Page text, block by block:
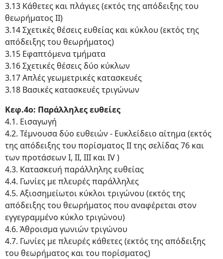
3.13 Κάθετες και πλάγιες (εκτός της απόδειξης του
θεωρήματος ΙΙ)
3.14 Σχετικές θέσεις ευθείας και κύκλου (εκτός της
απόδειξης του θεωρήματος)
3.15 Εφαπτόμενα τμήματα
3.16 Σχετικές θέσεις δύο κύκλων
3.17 Απλές γεωμετρικές κατασκευές
3.18 Βασικές κατασκευές τριγώνων
Κεφ.4ο: Παράλληλες ευθείες
4.1. Εισαγωγή
4.2. Τέμνουσα δύο ευθειών - Ευκλείδειο αίτημα (εκτός
της απόδειξης του πορίσματος ΙΙ της σελίδας 76 και
των προτάσεων Ι, ΙΙ, ΙΙΙ και ΙV )
4.3. Κατασκευή παράλληλης ευθείας
4.4. Γωνίες με πλευρές παράλληλες
4.5. Αξιοσημείωτοι κύκλοι τριγώνου (εκτός της
απόδειξης του θεωρήματος που αναφέρεται στον
εγγεγραμμένο κύκλο τριγώνου)
4.6. Άθροισμα γωνιών τριγώνου
4.7. Γωνίες με πλευρές κάθετες (εκτός της απόδειξης
του θεωρήματος και του πορίσματος)